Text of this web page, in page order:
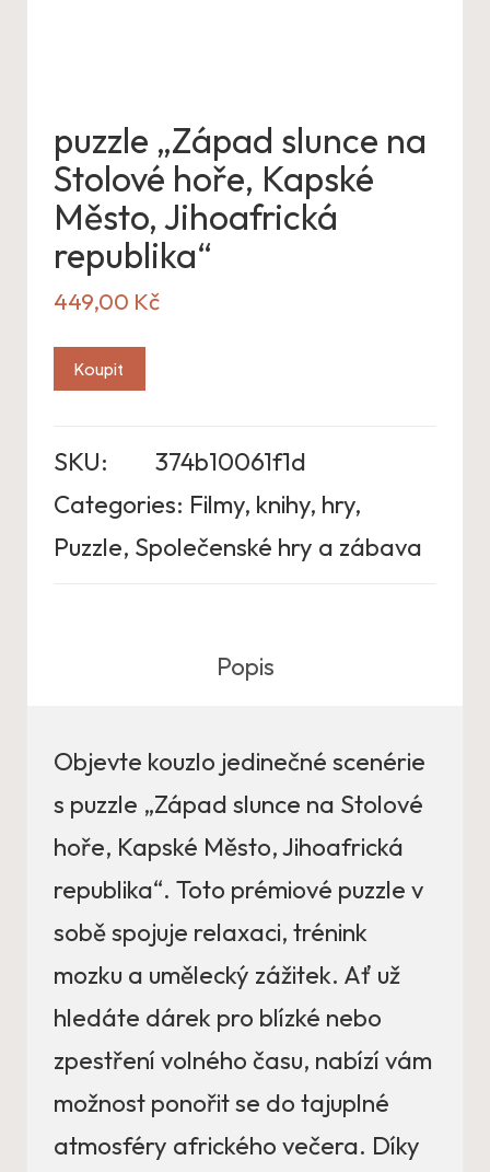
puzzle „Západ slunce na
Stolové hoře, Kapské
Město, Jihoafrická
republika“
449,00 Kč
Koupit
SKU:
374b10061f1d
Categories: Filmy, knihy, hry,
Puzzle, Společenské hry a zábava
Popis
Objevte kouzlo jedinečné scenérie
s puzzle „Západ slunce na Stolové
hoře, Kapské Město, Jihoafrická
republika“. Toto prémiové puzzle v
sobě spojuje relaxaci, trénink
mozku a umělecký zážitek. Ať už
hledáte dárek pro blízké nebo
zpestření volného času, nabízí vám
možnost ponořit se do tajuplné
atmosféry afrického večera. Díky